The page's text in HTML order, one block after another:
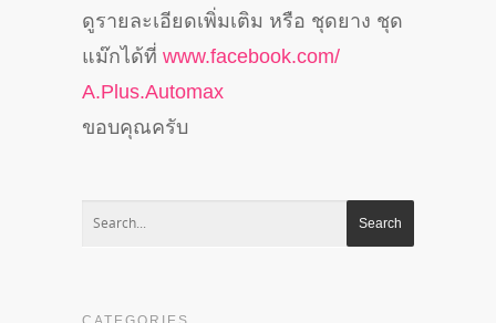
ดูรายละเอียดเพิ่มเติม หรือ ชุดยาง ชุด
แม๊กได้ที่ www.facebook.com/
A.Plus.Automax
ขอบคุณครับ